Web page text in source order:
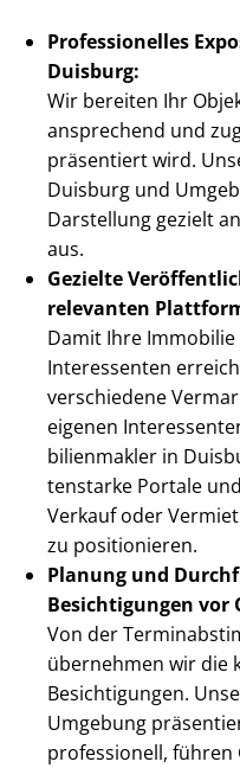
Professionelles
Duisburg:
Wir bereiten Ihr
ansprechend und
präsentiert wird.
Duisburg und
Darstellung gezielt
aus.
Gezielte
relevanten
Damit Ihre
Interessenten
verschiedene
eigenen
bi­li­en­mak­ler in
ten­star­ke Portale
Verkauf oder
zu positionieren.
Planung und
Besichtigungen vor
Von der
übernehmen wir die
Besichtigungen.
Umgebung
professionell, führen